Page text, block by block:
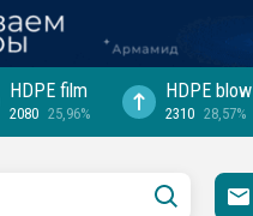
HDPE film
2080 25,96%
HDPE blow
2310 28,57%